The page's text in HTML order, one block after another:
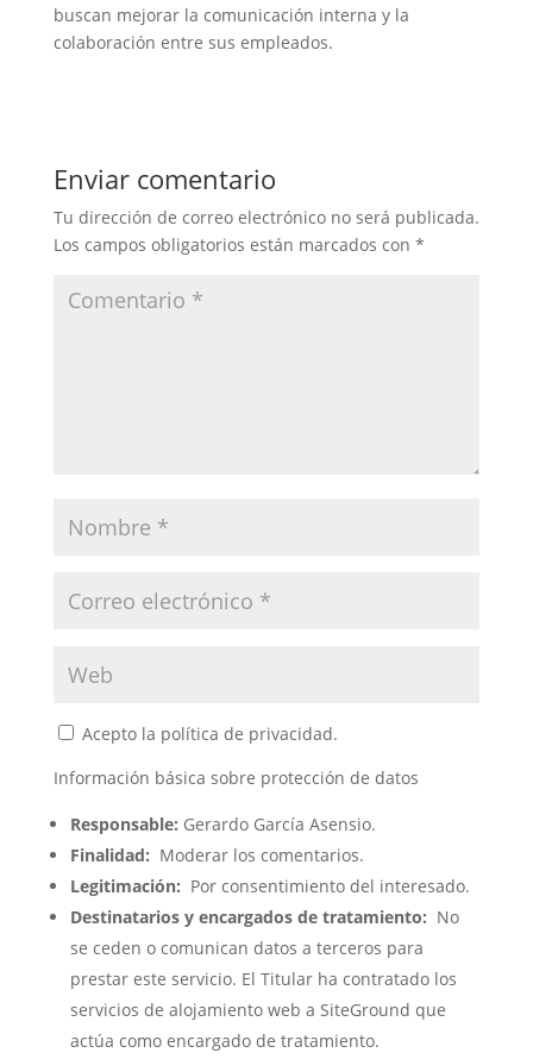
buscan mejorar la comunicación interna y la
colaboración entre sus empleados.
Enviar comentario
Tu dirección de correo electrónico no será publicada.
Los campos obligatorios están marcados con *
Acepto la política de privacidad.
Información básica sobre protección de datos
Responsable: Gerardo García Asensio.
Finalidad: Moderar los comentarios.
Legitimación: Por consentimiento del interesado.
Destinatarios y encargados de tratamiento: No
se ceden o comunican datos a terceros para
prestar este servicio. El Titular ha contratado los
servicios de alojamiento web a SiteGround que
actúa como encargado de tratamiento.